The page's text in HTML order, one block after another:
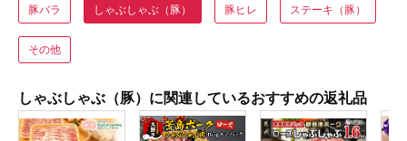
豚バラ しゃぶしゃぶ（豚） 豚ヒレ ステーキ（豚）
その他
しゃぶしゃぶ（豚）に関連しているおすすめの返礼品